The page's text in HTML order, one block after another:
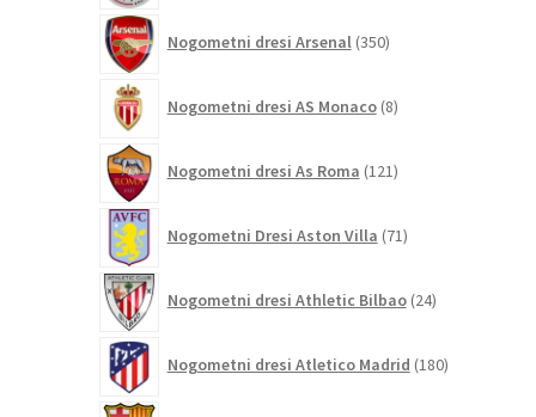
Nogometni dresi Arsenal 350izdelkov
Nogometni dresi AS Monaco 8izdelkov
Nogometni dresi As Roma 121izdelkov
Nogometni Dresi Aston Villa 71izdelkov
Nogometni dresi Athletic Bilbao 24izdelkov
Nogometni dresi Atletico Madrid 180izdelkov